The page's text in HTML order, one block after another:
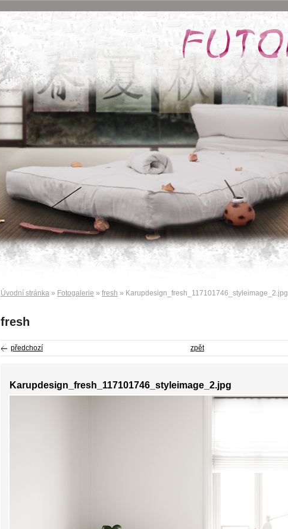
Úvodní stránka » Fotogalerie » fresh » Karupdesign_fresh_117101746_styleimage_2.jpg
fresh
předchozí zpět
Karupdesign_fresh_117101746_styleimage_2.jpg